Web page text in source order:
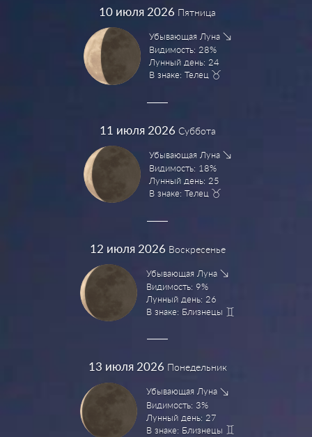
10 июля 2026 Пятница
Убывающая Луна
Видимость: 28%
Лунный день: 24
В знаке: Телец
11 июля 2026 Суббота
Убывающая Луна
Видимость: 18%
Лунный день: 25
В знаке: Телец
12 июля 2026 Воскресенье
Убывающая Луна
Видимость: 9%
Лунный день: 26
В знаке: Близнецы
13 июля 2026 Понедельник
Убывающая Луна
Видимость: 3%
Лунный день: 27
В знаке: Близнецы